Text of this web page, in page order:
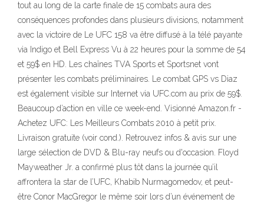
tout au long de la carte finale de 15 combats aura des
conséquences profondes dans plusieurs divisions, notamment
avec la victoire de Le UFC 158 va être diffusé à la télé payante
via Indigo et Bell Express Vu à 22 heures pour la somme de 54
et 59$ en HD. Les chaînes TVA Sports et Sportsnet vont
présenter les combats préliminaires. Le combat GPS vs Diaz
est également visible sur Internet via UFC.com au prix de 59$.
Beaucoup d’action en ville ce week-end. Visionné Amazon.fr -
Achetez UFC: Les Meilleurs Combats 2010 à petit prix.
Livraison gratuite (voir cond.). Retrouvez infos & avis sur une
large sélection de DVD & Blu-ray neufs ou d'occasion. Floyd
Mayweather Jr. a confirmé plus tôt dans la journée qu’il
affrontera la star de l’UFC, Khabib Nurmagomedov, et peut-
être Conor MacGregor le même soir lors d’un événement de